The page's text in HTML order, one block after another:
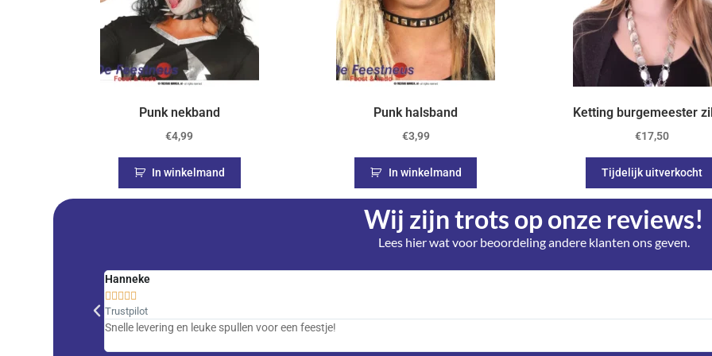
Punk nekband
€4,99
In winkelmand
Punk halsband
€3,99
In winkelmand
Ketting burgemeester
€17,50
Tijdelijk uitverkocht
Wij zijn trots op onze reviews!
Lees hier wat voor beoordeling andere klanten ons geven.
Hanneke
    
Trustpilot
Snelle levering en leuke spullen voor een feestje!